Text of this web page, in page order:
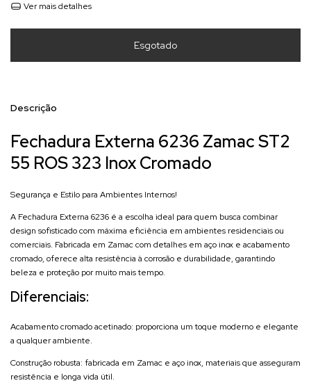
Ver mais detalhes
Descrição
Fechadura Externa 6236 Zamac ST2
55 ROS 323 Inox Cromado
Segurança e Estilo para Ambientes Internos!
A Fechadura Externa 6236 é a escolha ideal para quem busca combinar
design sofisticado com máxima eficiência em ambientes residenciais ou
comerciais. Fabricada em Zamac com detalhes em aço inox e acabamento
cromado, oferece alta resistência à corrosão e durabilidade, garantindo
beleza e proteção por muito mais tempo.
Diferenciais:
Acabamento cromado acetinado: proporciona um toque moderno e elegante
a qualquer ambiente.
Construção robusta: fabricada em Zamac e aço inox, materiais que asseguram
resistência e longa vida útil.